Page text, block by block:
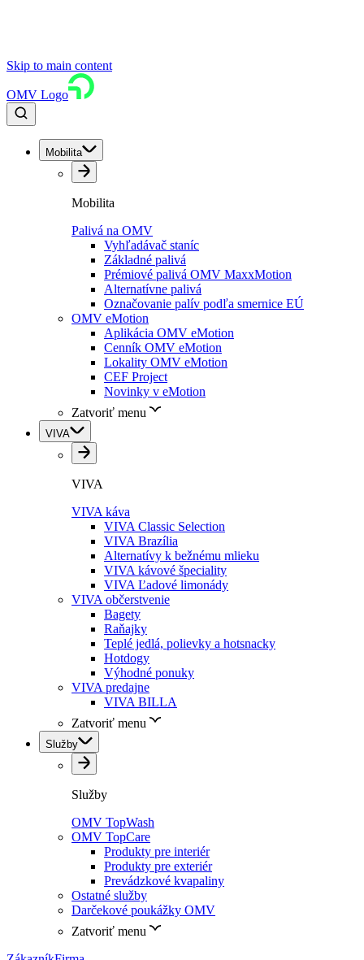
Skip to main content
OMV Logo
Mobilita
Mobilita
Palivá na OMV
Vyhľadávač staníc
Základné palivá
Prémiové palivá OMV MaxxMotion
Alternatívne palivá
Označovanie palív podľa smernice EÚ
OMV eMotion
Aplikácia OMV eMotion
Cenník OMV eMotion
Lokality OMV eMotion
CEF Project
Novinky v eMotion
Zatvoriť menu
VIVA
VIVA
VIVA káva
VIVA Classic Selection
VIVA Brazília
Alternatívy k bežnému mlieku
VIVA kávové špeciality
VIVA Ľadové limonády
VIVA občerstvenie
Bagety
Raňajky
Teplé jedlá, polievky a hotsnacky
Hotdogy
Výhodné ponuky
VIVA predajne
VIVA BILLA
Zatvoriť menu
Služby
Služby
OMV TopWash
OMV TopCare
Produkty pre interiér
Produkty pre exteriér
Prevádzkové kvapaliny
Ostatné služby
Darčekové poukážky OMV
Zatvoriť menu